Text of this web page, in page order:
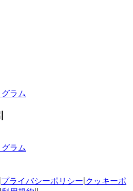
ラム
ラム
プライバシーポリシー クッキーポ